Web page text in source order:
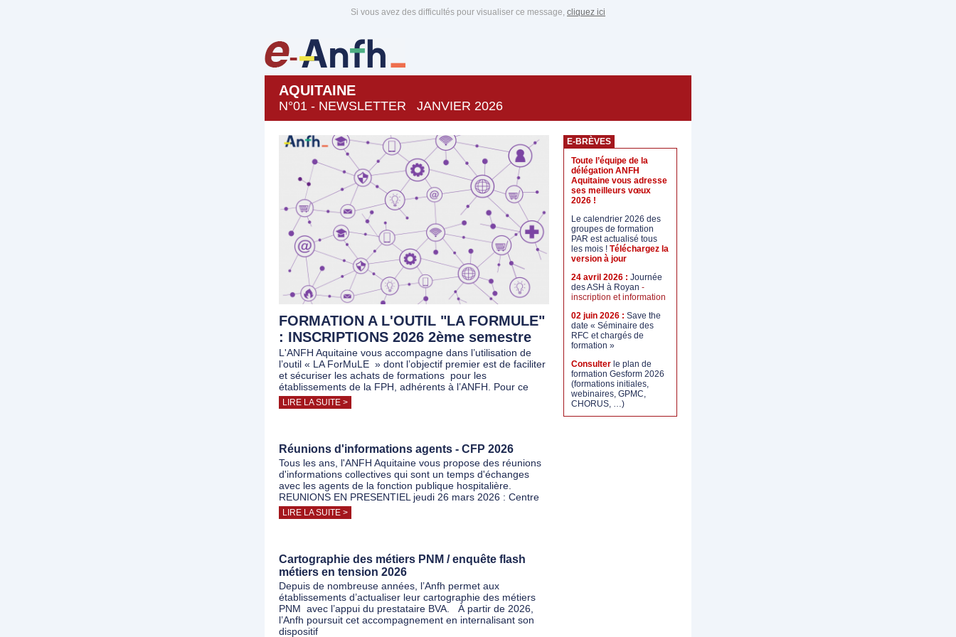
Si vous avez des difficultés pour visualiser ce message, cliquez ici
AQUITAINE
N°01 - NEWSLETTER JANVIER 2026
FORMATION A L'OUTIL "LA FORMULE"
: INSCRIPTIONS 2026 2ème semestre
L'ANFH Aquitaine vous accompagne dans l’utilisation de
l’outil « LA ForMuLE » dont l’objectif premier est de faciliter
et sécuriser les achats de formations pour les
établissements de la FPH, adhérents à l’ANFH. Pour ce
LIRE LA SUITE >
Réunions d'informations agents - CFP 2026
Tous les ans, l'ANFH Aquitaine vous propose des réunions
d'informations collectives qui sont un temps d'échanges
avec les agents de la fonction publique hospitalière.
REUNIONS EN PRESENTIEL jeudi 26 mars 2026 : Centre
LIRE LA SUITE >
Cartographie des métiers PNM / enquête flash
métiers en tension 2026
Depuis de nombreuse années, l’Anfh permet aux
établissements d’actualiser leur cartographie des métiers
PNM avec l’appui du prestataire BVA. À partir de 2026,
l’Anfh poursuit cet accompagnement en internalisant son
dispositif
E-BRÈVES
Toute l’équipe de la
délégation ANFH
Aquitaine vous adresse
ses meilleurs vœux
2026 !
Le calendrier 2026 des
groupes de formation
PAR est actualisé tous
les mois ! Téléchargez la
version à jour
24 avril 2026 : Journée
des ASH à Royan -
inscription et information
02 juin 2026 : Save the
date « Séminaire des
RFC et chargés de
formation »
Consulter le plan de
formation Gesform 2026
(formations initiales,
webinaires, GPMC,
CHORUS, …)